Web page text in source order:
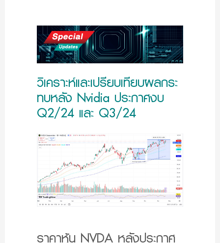
วิเคราะห์และเปรียบเทียบผลกระ
ทบหลัง Nvidia ประกาศงบ
Q2/24 และ Q3/24
ราคาหุ้น NVDA หลังประกาศ